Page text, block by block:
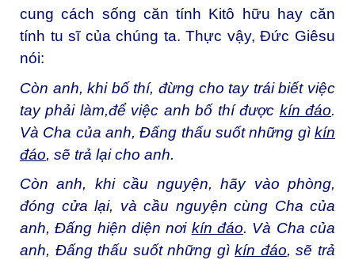
cung cách sống căn tính Kitô hữu hay căn
tính tu sĩ của chúng ta. Thực vậy, Đức Giêsu
nói:
Còn anh, khi bố thí, đừng cho tay trái biết việc
tay phải làm,để việc anh bố thí được kín đáo.
Và Cha của anh, Đấng thấu suốt những gì kín
đáo, sẽ trả lại cho anh.
Còn anh, khi cầu nguyện, hãy vào phòng,
đóng cửa lại, và cầu nguyện cùng Cha của
anh, Đấng hiện diện nơi kín đáo. Và Cha của
anh, Đấng thấu suốt những gìkín đáo, sẽ trả